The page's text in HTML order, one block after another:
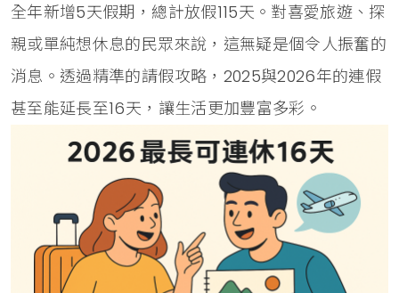
全年新增5天假期，總計放假115天。對喜愛旅遊、探
親或單純想休息的民眾來說，這無疑是個令人振奮的
消息。透過精準的請假攻略，2025與2026年的連假
甚至能延長至16天，讓生活更加豐富多彩。